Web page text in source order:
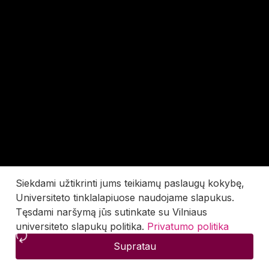
Siekdami užtikrinti jums teikiamų paslaugų kokybę,
Universiteto tinklalapiuose naudojame slapukus.
Tęsdami naršymą jūs sutinkate su Vilniaus
universiteto slapukų politika. Privatumo politika
Supratau